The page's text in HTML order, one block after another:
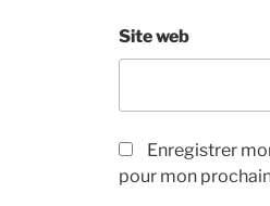
Site web
Enregistrer
pour mon